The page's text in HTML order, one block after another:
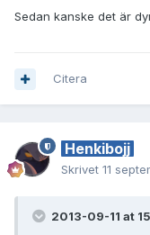
Sedan kanske det är
Citera
Henkibojj
Skrivet 11
2013-09-11 at